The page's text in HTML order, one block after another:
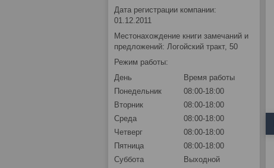
Дата регистрации компании:
01.12.2011
Местонахождение книги замечаний и
предложений: Логойский тракт, 50
Режим работы:
День
Время работы
Понедельник
08:00-18:00
Вторник
08:00-18:00
Среда
08:00-18:00
Четверг
08:00-18:00
Пятница
08:00-18:00
Суббота
Выходной